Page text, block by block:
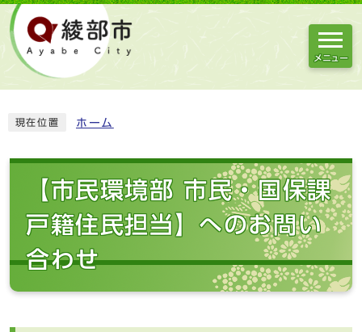
メニュー
現在位置 ホーム
【市民環境部 市民・国保課
戸籍住民担当】へのお問い
合わせ